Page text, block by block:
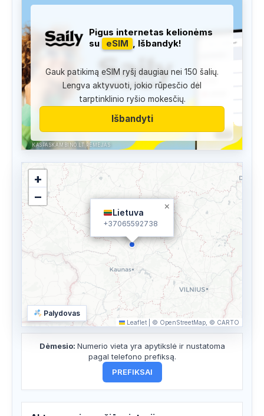
KASPASKAMBINO.LT RĖMĖJAS
Pigus internetas kelionėms
su
eSIM , Išbandyk!
Gauk patikimą eSIM ryšį daugiau nei 150 šalių.
Lengva aktyvuoti, jokio rūpesčio dėl
tarptinklinio ryšio mokesčių.
Išbandyti
Lietuva
+37065592738
×
+
−
Leaflet © OpenStreetMap, © CARTO
Palydovas
Dėmesio: Numerio vieta yra apytikslė ir nustatoma
pagal telefono prefiksą.
PREFIKSAI